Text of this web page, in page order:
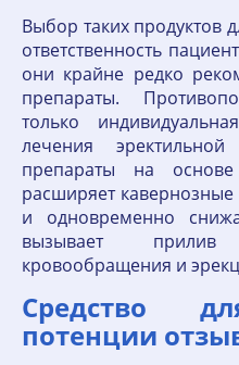
Выбор таких продуктов
ответственность
они крайне редко
препараты.
только
лечения
препараты на основе
расширяет
и одновременно
вызывает
кровообращения и
Средство
потенции